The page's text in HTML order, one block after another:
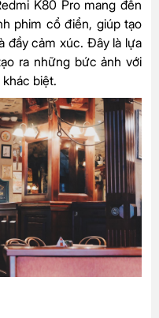
K80 Pro mang đến
phim cổ điển, giúp tạo
đầy cảm xúc. Đây là lựa
ra những bức ảnh với
biệt.